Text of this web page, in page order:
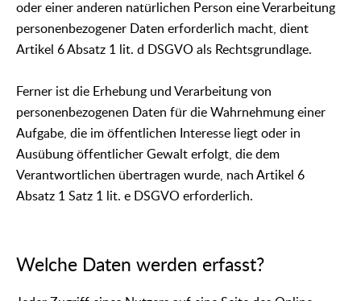
oder einer anderen natürlichen Person eine Verarbeitung
personenbezogener Daten erforderlich macht, dient
Artikel 6 Absatz 1 lit. d DSGVO als Rechtsgrundlage.
Ferner ist die Erhebung und Verarbeitung von
personenbezogenen Daten für die Wahrnehmung einer
Aufgabe, die im öffentlichen Interesse liegt oder in
Ausübung öffentlicher Gewalt erfolgt, die dem
Verantwortlichen übertragen wurde, nach Artikel 6
Absatz 1 Satz 1 lit. e DSGVO erforderlich.
Welche Daten werden erfasst?